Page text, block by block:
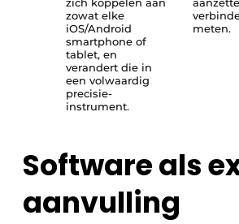
zowat elke
iOS/Android
smartphone of
tablet, en
verandert die in
een volwaardig
precisie-
instrument.
meten.
Software als
aanvulling